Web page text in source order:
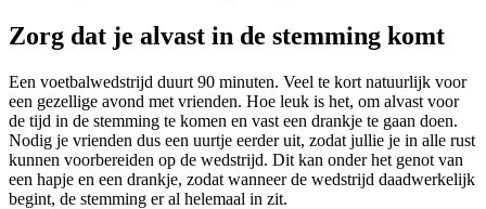
Zorg dat je alvast in de stemming komt
Een voetbalwedstrijd duurt 90 minuten. Veel te kort natuurlijk voor
een gezellige avond met vrienden. Hoe leuk is het, om alvast voor
de tijd in de stemming te komen en vast een drankje te gaan doen.
Nodig je vrienden dus een uurtje eerder uit, zodat jullie je in alle rust
kunnen voorbereiden op de wedstrijd. Dit kan onder het genot van
een hapje en een drankje, zodat wanneer de wedstrijd daadwerkelijk
begint, de stemming er al helemaal in zit.